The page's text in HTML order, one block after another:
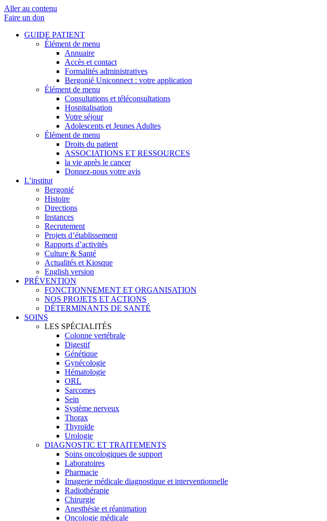
Aller au contenu
Faire un don
GUIDE PATIENT
Élément de menu
Annuaire
Accès et contact
Formalités administratives
Bergonié Uniconnect : votre application
Élément de menu
Consultations et téléconsultations
Hospitalisation
Votre séjour
Adolescents et Jeunes Adultes
Élément de menu
Droits du patient
ASSOCIATIONS ET RESSOURCES
la vie après le cancer
Donnez-nous votre avis
L’institut
Bergonié
Histoire
Directions
Instances
Recrutement
Projets d’établissement
Rapports d’activités
Culture & Santé
Actualités et Kiosque
English version
PRÉVENTION
FONCTIONNEMENT ET ORGANISATION
NOS PROJETS ET ACTIONS
DÉTERMINANTS DE SANTÉ
SOINS
LES SPÉCIALITÉS
Colonne vertébrale
Digestif
Génétique
Gynécologie
Hématologie
ORL
Sarcomes
Sein
Système nerveux
Thorax
Thyroïde
Urologie
DIAGNOSTIC ET TRAITEMENTS
Soins oncologiques de support
Laboratoires
Pharmacie
Imagerie médicale diagnostique et interventionnelle
Radiothérapie
Chirurgie
Anesthésie et réanimation
Oncologie médicale